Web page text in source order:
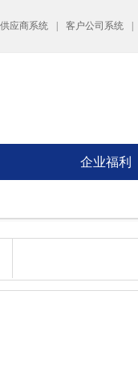
供应商系统 客户公司系统
企业福利